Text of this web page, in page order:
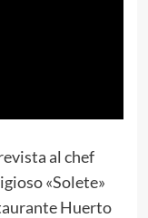
al chef
«Solete»
Huerto